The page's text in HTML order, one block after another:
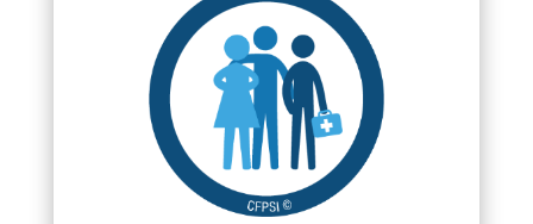
• PSC
• SST
• Urgences petite enfance
• PSSM Premiers Secours en Santé Mentale
• PSMI Premiers Secours en Milieu Isolé